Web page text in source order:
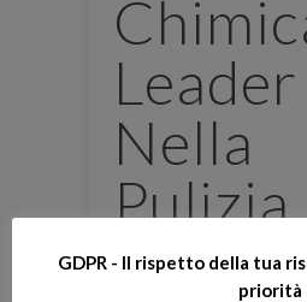
Leader
Nella
Pulizia
GDPR - Il rispetto della tua
priorità